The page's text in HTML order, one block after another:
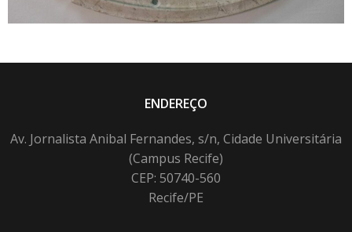
ENDEREÇO
Av. Jornalista Anibal Fernandes, s/n, Cidade Universitária
(Campus Recife)
CEP: 50740-560
Recife/PE